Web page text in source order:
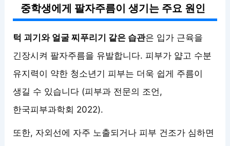
중학생에게 팔자주름이 생기는 주요 원인
턱 괴기와 얼굴 찌푸리기 같은 습관은 입가 근육을
긴장시켜 팔자주름을 유발합니다. 피부가 얇고 수분
유지력이 약한 청소년기 피부는 더욱 쉽게 주름이
생길 수 있습니다 (피부과 전문의 조언,
한국피부과학회 2022).
또한, 자외선에 자주 노출되거나 피부 건조가 심하면